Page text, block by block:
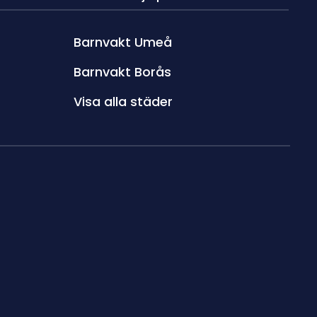
Barnvakt Umeå
Barnvakt Borås
Visa alla städer